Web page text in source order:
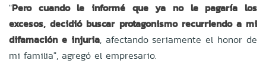
"Pero cuando le informé que ya no le pagaría los
excesos, decidió buscar protagonismo recurriendo a mi
difamación e injuria, afectando seriamente el honor de
mi familia", agregó el empresario.